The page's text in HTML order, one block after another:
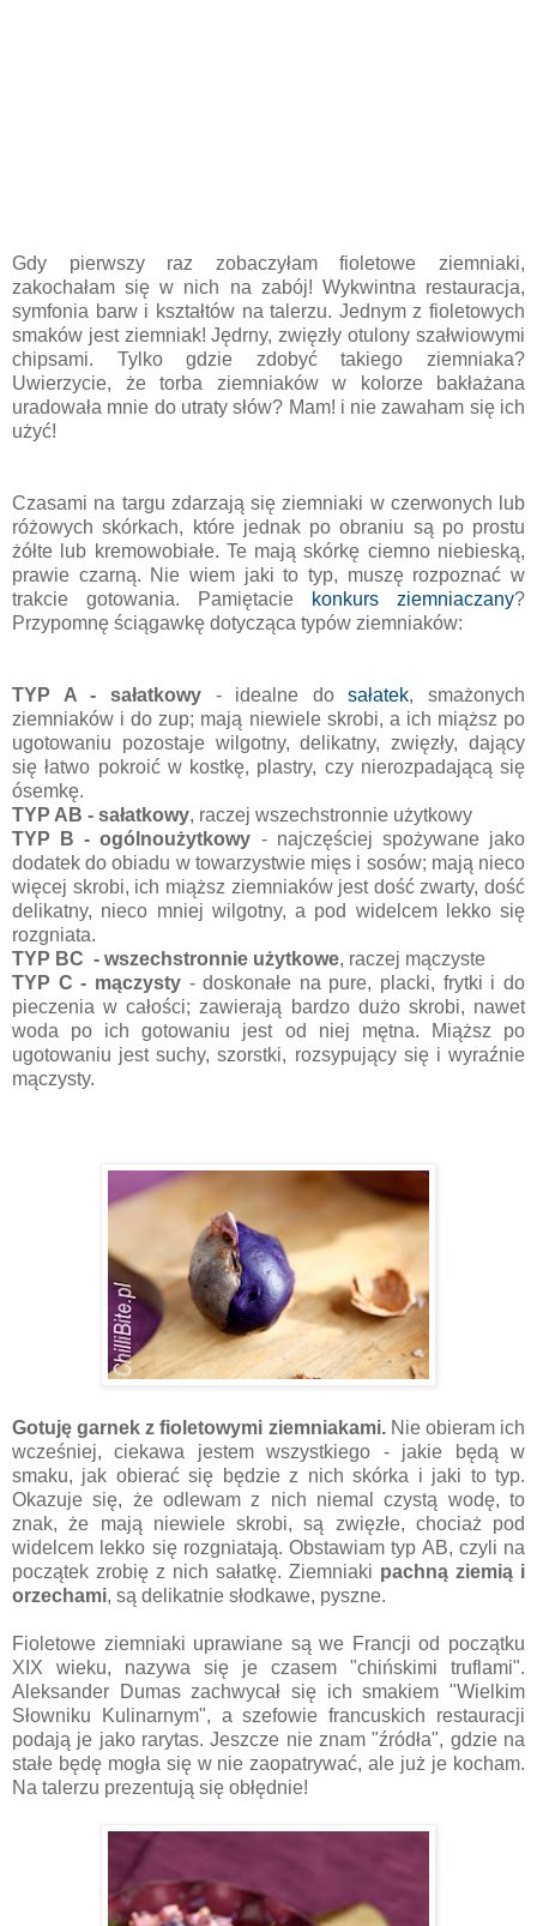
Gdy pierwszy raz zobaczyłam fioletowe ziemniaki,
zakochałam się w nich na zabój! Wykwintna restauracja,
symfonia barw i kształtów na talerzu. Jednym z fioletowych
smaków jest ziemniak! Jędrny, zwięzły otulony szałwiowymi
chipsami. Tylko gdzie zdobyć takiego ziemniaka?
Uwierzycie, że torba ziemniaków w kolorze bakłażana
uradowała mnie do utraty słów? Mam! i nie zawaham się ich
użyć!
Czasami na targu zdarzają się ziemniaki w czerwonych lub
różowych skórkach, które jednak po obraniu są po prostu
żółte lub kremowobiałe. Te mają skórkę ciemno niebieską,
prawie czarną. Nie wiem jaki to typ, muszę rozpoznać w
trakcie gotowania. Pamiętacie
konkurs ziemniaczany?
Przypomnę ściągawkę dotycząca typów ziemniaków:
TYP A - sałatkowy- idealne dosałatek, smażonych
ziemniaków i do zup; mają niewiele skrobi, a ich miąższ po
ugotowaniu pozostaje wilgotny, delikatny, zwięzły, dający
się łatwo pokroić w kostkę, plastry, czy nierozpadającą się
ósemkę.
TYP AB - sałatkowy, raczej wszechstronnie użytkowy
TYP B - ogólnoużytkowy - najczęściej spożywane jako
dodatek do obiadu w towarzystwie mięs i sosów; mają nieco
więcej skrobi, ich miąższ ziemniaków jest dość zwarty, dość
delikatny, nieco mniej wilgotny, a pod widelcem lekko się
rozgniata.
TYP BC - wszechstronnie użytkowe, raczej mączyste
TYP C - mączysty- doskonałe na pure, placki, frytki i do
pieczenia w całości; zawierają bardzo dużo skrobi, nawet
woda po ich gotowaniu jest od niej mętna. Miąższ po
ugotowaniu jest suchy, szorstki, rozsypujący się i wyraźnie
mączysty.
Gotuję garnek z fioletowymi ziemniakami.Nie obieram ich
wcześniej, ciekawa jestem wszystkiego - jakie będą w
smaku, jak obierać się będzie z nich skórka i jaki to typ.
Okazuje się, że odlewam z nich niemal czystą wodę, to
znak, że mają niewiele skrobi, są zwięzłe, chociaż pod
widelcem lekko się rozgniatają. Obstawiam typ AB, czyli na
początek zrobię z nich sałatkę. Ziemniaki pachną ziemią i
orzechami, są delikatnie słodkawe, pyszne.
Fioletowe ziemniaki uprawiane są we Francji od początku
XIX wieku, nazywa się je czasem "chińskimi truflami".
Aleksander Dumas zachwycał się ich smakiem "Wielkim
Słowniku Kulinarnym", a szefowie francuskich restauracji
podają je jako rarytas. Jeszcze nie znam "źródła", gdzie na
stałe będę mogła się w nie zaopatrywać, ale już je kocham.
Na talerzu prezentują się obłędnie!